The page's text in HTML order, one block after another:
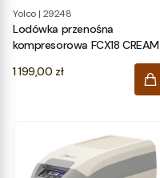
Yolco | 29248
Lodówka przenośna
kompresorowa FCX18 CREAM
Cena
1 199,00 zł